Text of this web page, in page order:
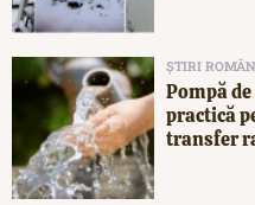
ȘTIRI
Pompă
practică
transfer